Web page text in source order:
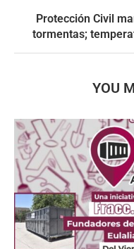
Protección Civil
tormentas;
YOU